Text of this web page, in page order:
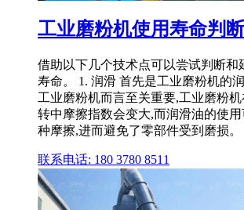
工业磨粉机使用寿命判
借助以下几个技术点可以尝试判断和
寿命。 1. 润滑 首先是工业磨粉机的
工业磨粉机而言至关重要,工业磨粉
转中摩擦指数会变大,而润滑油的使
种摩擦,进而避免了零部件受到磨损。
联系电话: 180 3780 8511